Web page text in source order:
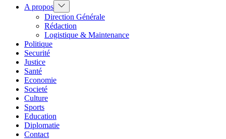
A propos Show
sub
menu
Direction Générale
Rédaction
Logistique & Maintenance
Politique
Securité
Justice
Santé
Economie
Societé
Culture
Sports
Education
Diplomatie
Contact